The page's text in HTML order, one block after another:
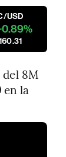
USD
8M
en la